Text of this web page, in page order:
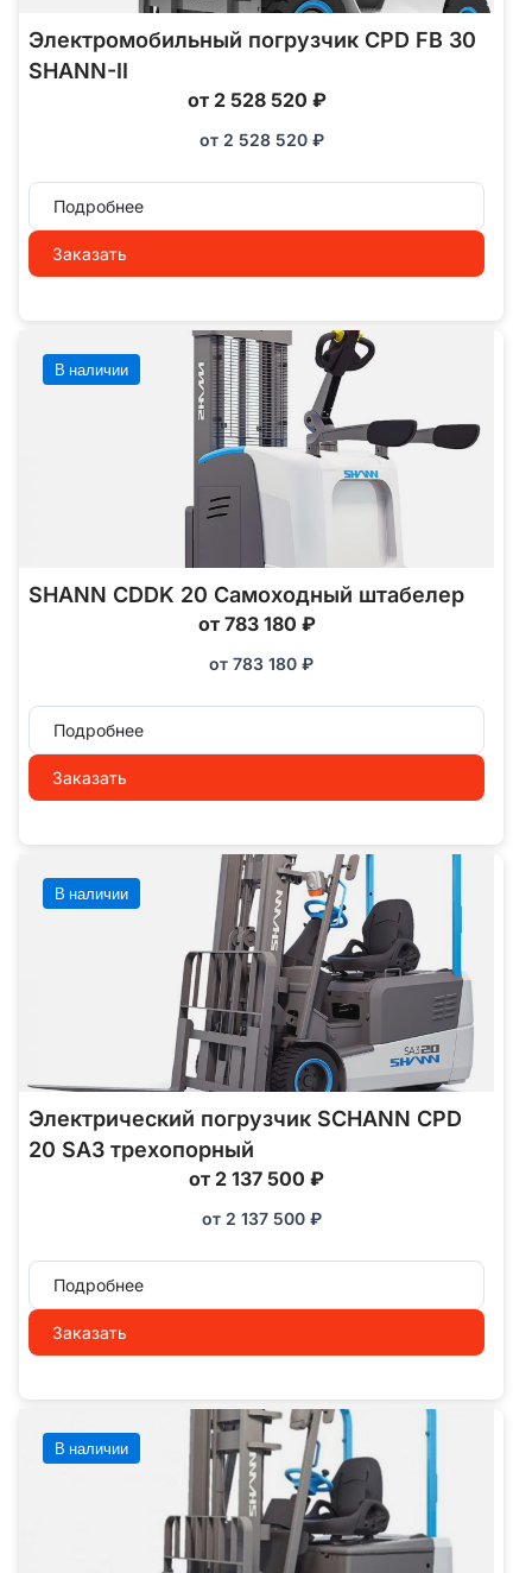
Электромобильный погрузчик CPD FB 30
SHANN-II
от 2 528 520 ₽
от 2 528 520 ₽
Подробнее
Заказать
В наличии
SHANN CDDK 20 Самоходный штабелер
от 783 180 ₽
от 783 180 ₽
Подробнее
Заказать
В наличии
Электрический погрузчик SCHANN CPD
20 SA3 трехопорный
от 2 137 500 ₽
от 2 137 500 ₽
Подробнее
Заказать
В наличии